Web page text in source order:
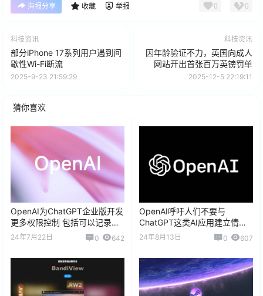
海报分享 收藏 举报 0 0
科技资讯
部分iPhone 17系列用户遇到间
歇性Wi-Fi断流
2025-9-23 21:59:29
科技资讯
因年龄验证不力，英国向成人
网站开出首张百万英镑罚单
2025-12-5 22:19:11
猜你喜欢
OpenAI为ChatGPT企业版开发
更多权限控制 包括可以记录数
据编辑及审计跟踪
24年7月22日 0 642
OpenAI呼吁人们不要与
ChatGPT这类AI应用建立情感
联系防止出现糟糕的后果
24年8月13日 0 607